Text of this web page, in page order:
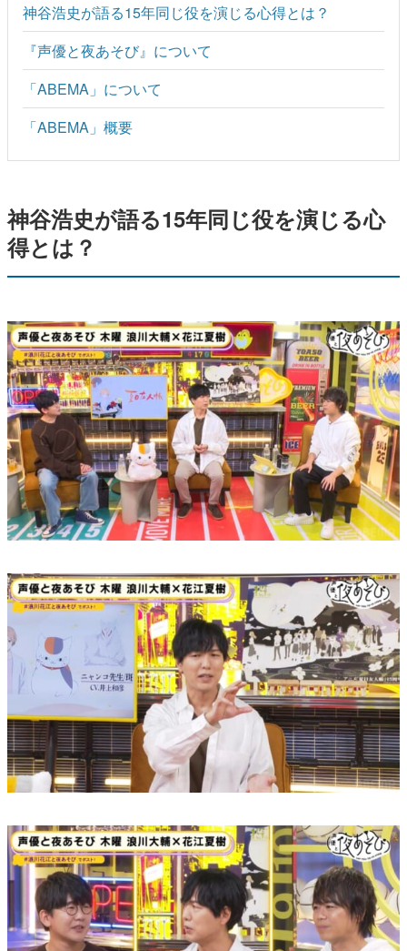
神谷浩史が語る15年同じ役を演じる心得とは？
『声優と夜あそび』について
「ABEMA」について
「ABEMA」概要
神谷浩史が語る15年同じ役を演じる心
得とは？